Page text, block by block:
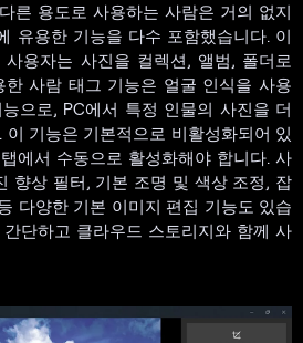
른 용도로 사용하는 사람은 거의 없지
유용한 기능을 다수 포함했습니다. 이
용자는 사진을 컬렉션, 앨범, 폴더로
한 사람 태그 기능은 얼굴 인식을 사용
으로, PC에서 특정 인물의 사진을 더
기능은 기본적으로 비활성화되어 있
에서 수동으로 활성화해야 합니다. 사
향상 필터, 기본 조명 및 색상 조정, 잡
다양한 기본 이미지 편집 기능도 있습
단하고 클라우드 스토리지와 함께 사